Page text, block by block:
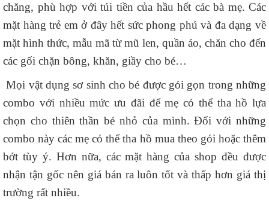
chăng, phù hợp với túi tiền của hầu hết các bà mẹ. Các
mặt hàng trẻ em ở đây hết sức phong phú và đa dạng về
mặt hình thức, mẫu mã từ mũ len, quần áo, chăn cho đến
các gối chặn bông, khăn, giầy cho bé…
Mọi vật dụng sơ sinh cho bé được gói gọn trong những
combo với nhiều mức ưu đãi để mẹ có thể tha hồ lựa
chọn cho thiên thần bé nhỏ của mình. Đối với những
combo này các mẹ có thể tha hồ mua theo gói hoặc thêm
bớt tùy ý. Hơn nữa, các mặt hàng của shop đều được
nhận tận gốc nên giá bán ra luôn tốt và thấp hơn giá thị
trường rất nhiều.